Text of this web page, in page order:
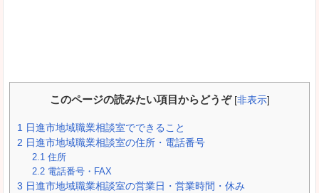
このページの読みたい項目からどうぞ [非表示]
1 日進市地域職業相談室でできること
2 日進市地域職業相談室の住所・電話番号
2.1 住所
2.2 電話番号・FAX
3 日進市地域職業相談室の営業日・営業時間・休み